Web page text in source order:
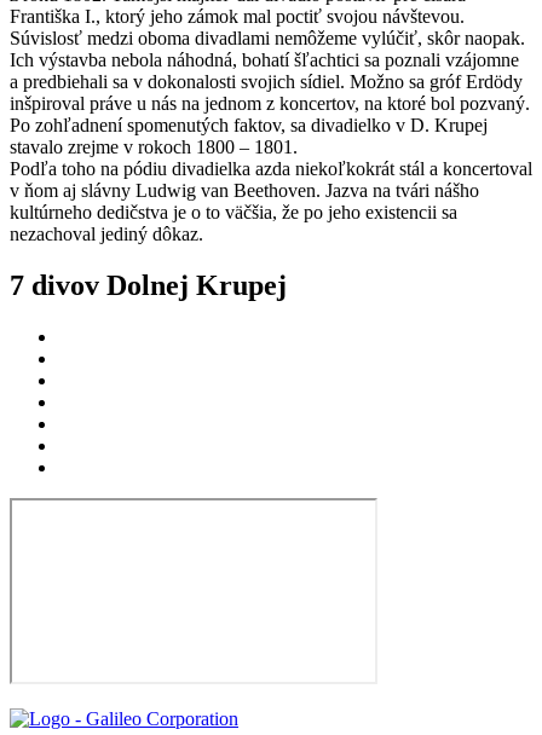
Františka I., ktorý jeho zámok mal poctiť svojou návštevou.
Súvislosť medzi oboma divadlami nemôžeme vylúčiť, skôr naopak.
Ich výstavba nebola náhodná, bohatí šľachtici sa poznali vzájomne
a predbiehali sa v dokonalosti svojich sídiel. Možno sa gróf Erdödy
inšpiroval práve u nás na jednom z koncertov, na ktoré bol pozvaný.
Po zohľadnení spomenutých faktov, sa divadielko v D. Krupej
stavalo zrejme v rokoch 1800 – 1801.
Podľa toho na pódiu divadielka azda niekoľkokrát stál a koncertoval
v ňom aj slávny Ludwig van Beethoven. Jazva na tvári nášho
kultúrneho dedičstva je o to väčšia, že po jeho existencii sa
nezachoval jediný dôkaz.
7 divov Dolnej Krupej